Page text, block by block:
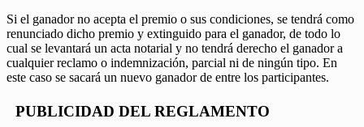
Si el ganador no acepta el premio o sus condiciones, se tendrá como
renunciado dicho premio y extinguido para el ganador, de todo lo
cual se levantará un acta notarial y no tendrá derecho el ganador a
cualquier reclamo o indemnización, parcial ni de ningún tipo. En
este caso se sacará un nuevo ganador de entre los participantes.
PUBLICIDAD DEL REGLAMENTO